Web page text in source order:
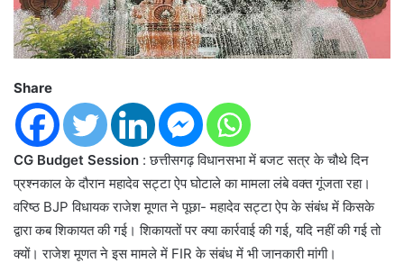
Share
CG Budget Session : छत्तीसगढ़ विधानसभा में बजट सत्र के चौथे दिन
प्रश्नकाल के दौरान महादेव सट्टा ऐप घोटाले का मामला लंबे वक्त गूंजता रहा।
वरिष्ठ BJP विधायक राजेश मूणत ने पूछा- महादेव सट्टा ऐप के संबंध में किसके
द्वारा कब शिकायत की गई। शिकायतों पर क्या कार्रवाई की गई, यदि नहीं की गई तो
क्यों। राजेश मूणत ने इस मामले में FIR के संबंध में भी जानकारी मांगी।